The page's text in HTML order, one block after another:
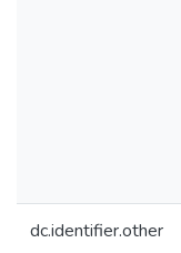
dc.identifier.other